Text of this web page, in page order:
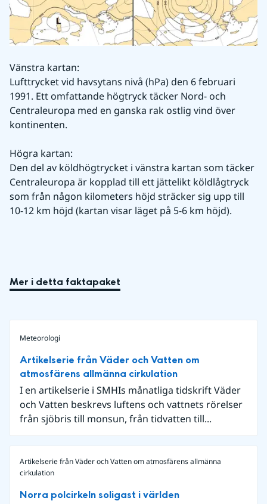
Vänstra kartan:
Lufttrycket vid havsytans nivå (hPa) den 6 februari
1991. Ett omfattande högtryck täcker Nord- och
Centraleuropa med en ganska rak ostlig vind över
kontinenten.
Högra kartan:
Den del av köldhögtrycket i vänstra kartan som täcker
Centraleuropa är kopplad till ett jättelikt köldlågtryck
som från någon kilometers höjd sträcker sig upp till
10-12 km höjd (kartan visar läget på 5-6 km höjd).
Mer i detta faktapaket
Meteorologi
Artikelserie från Väder och Vatten om
atmosfärens allmänna cirkulation
I en artikelserie i SMHIs månatliga tidskrift Väder
och Vatten beskrevs luftens och vattnets rörelser
från sjöbris till monsun, från tidvatten till...
Artikelserie från Väder och Vatten om atmosfärens allmänna
cirkulation
Norra polcirkeln soligast i världen